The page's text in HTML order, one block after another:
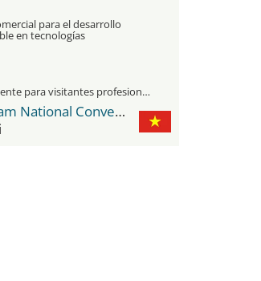
para el desarrollo
en tecnologías
ecológicas
únicamente para visitantes profesionales
Vietnam National Convention Center